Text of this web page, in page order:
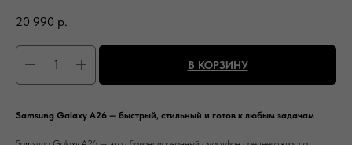
20 990 р.
В КОРЗИНУ
Samsung Galaxy A26 — быстрый, стильный и готов к любым задачам